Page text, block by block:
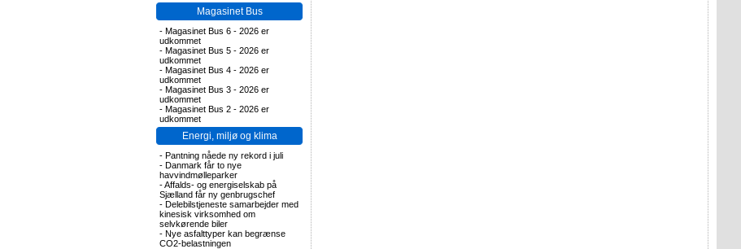
Magasinet Bus
- Magasinet Bus 6 - 2026 er
udkommet
- Magasinet Bus 5 - 2026 er
udkommet
- Magasinet Bus 4 - 2026 er
udkommet
- Magasinet Bus 3 - 2026 er
udkommet
- Magasinet Bus 2 - 2026 er
udkommet
Energi, miljø og klima
- Pantning nåede ny rekord i juli
- Danmark får to nye
havvindmølleparker
-Affalds- og energiselskab på
Sjælland får ny genbrugschef
- Delebilstjeneste samarbejder med
kinesisk virksomhed om
selvkørende biler
- Nye asfalttyper kan begrænse
CO2-belastningen